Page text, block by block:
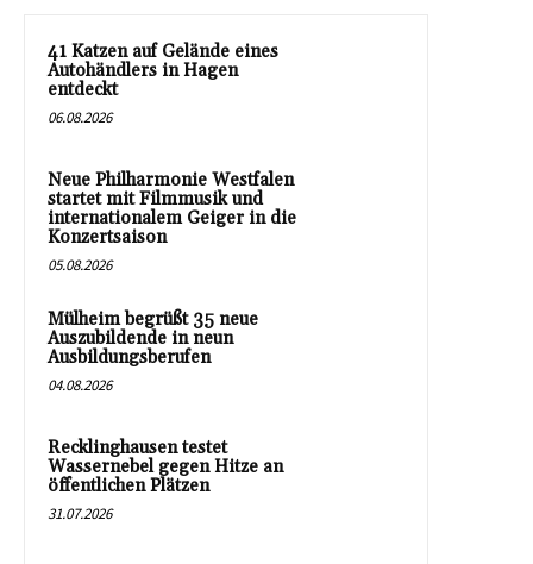
41 Katzen auf Gelände eines
Autohändlers in Hagen
entdeckt
06.08.2026
Neue Philharmonie Westfalen
startet mit Filmmusik und
internationalem Geiger in die
Konzertsaison
05.08.2026
Mülheim begrüßt 35 neue
Auszubildende in neun
Ausbildungsberufen
04.08.2026
Recklinghausen testet
Wassernebel gegen Hitze an
öffentlichen Plätzen
31.07.2026